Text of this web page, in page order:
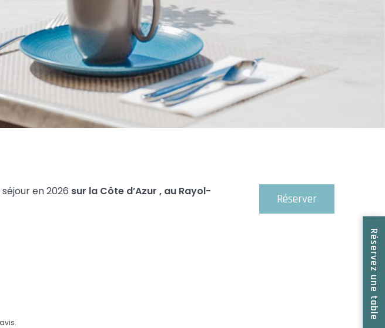
en 2026 sur la Côte d’Azur , au Rayol-
Réserver
Réservez une table